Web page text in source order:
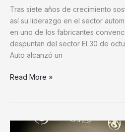
Tras siete años de crecimiento
así su liderazgo en el sector
en uno de los fabricantes
despuntan del sector El 30 de
Auto alcanzó un
nivel
global
Read More »